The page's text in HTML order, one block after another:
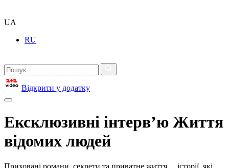
UA
RU
Відкрити у додатку
Ексклюзивні інтерв’ю Життя
відомих людей
Приховані романи, секрети та приватне життя… історії, які